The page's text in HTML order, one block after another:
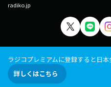
radiko.jp
ラジコプレミアムに登録すると日
詳しくはこちら